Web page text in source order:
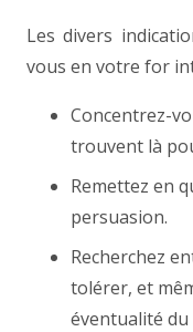
Les divers
vous en votre for
Concentrez-
trouvent là
Remettez en
persuasion.
Recherchez
tolérer, et
éventualité